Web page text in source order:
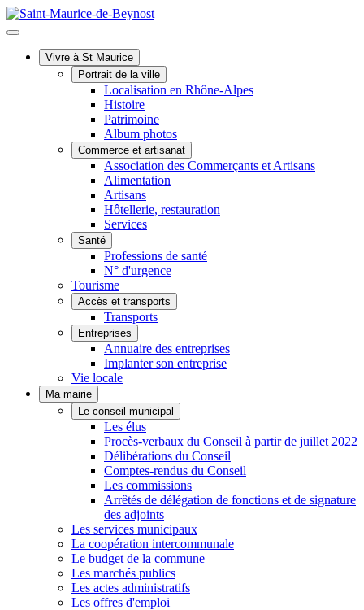
Vivre à St Maurice
Portrait de la ville
Localisation en Rhône-Alpes
Histoire
Patrimoine
Album photos
Commerce et artisanat
Association des Commerçants et Artisans
Alimentation
Artisans
Hôtellerie, restauration
Services
Santé
Professions de santé
N° d'urgence
Tourisme
Accès et transports
Transports
Entreprises
Annuaire des entreprises
Implanter son entreprise
Vie locale
Ma mairie
Le conseil municipal
Les élus
Procès-verbaux du Conseil à partir de juillet 2022
Délibérations du Conseil
Comptes-rendus du Conseil
Les commissions
Arrêtés de délégation de fonctions et de signature
des adjoints
Les services municipaux
La coopération intercommunale
Le budget de la commune
Les marchés publics
Les actes administratifs
Les offres d'emploi